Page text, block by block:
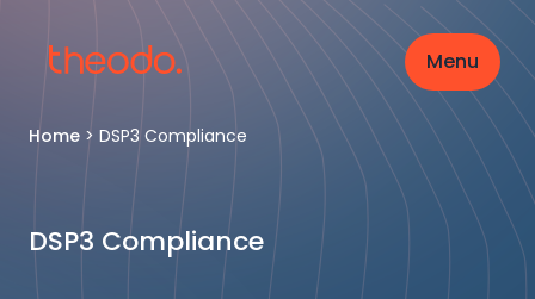
Menu
Home > DSP3 Compliance
DSP3 Compliance